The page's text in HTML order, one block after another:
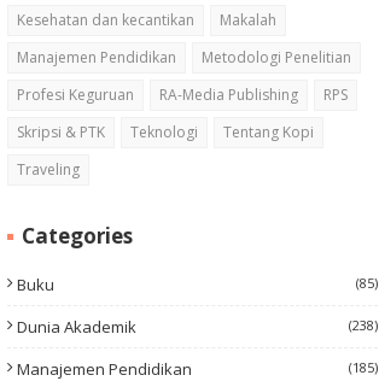
Kesehatan dan kecantikan
Makalah
Manajemen Pendidikan
Metodologi Penelitian
Profesi Keguruan
RA-Media Publishing
RPS
Skripsi & PTK
Teknologi
Tentang Kopi
Traveling
Categories
Buku (85)
Dunia Akademik (238)
Manajemen Pendidikan (185)